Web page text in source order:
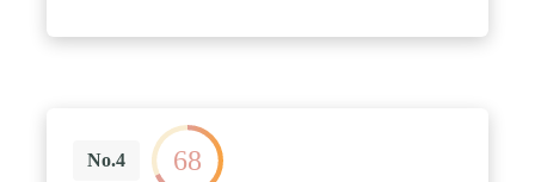
No.4 68